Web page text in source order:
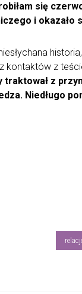
się
i
kontaktów z
traktował z
Niedługo